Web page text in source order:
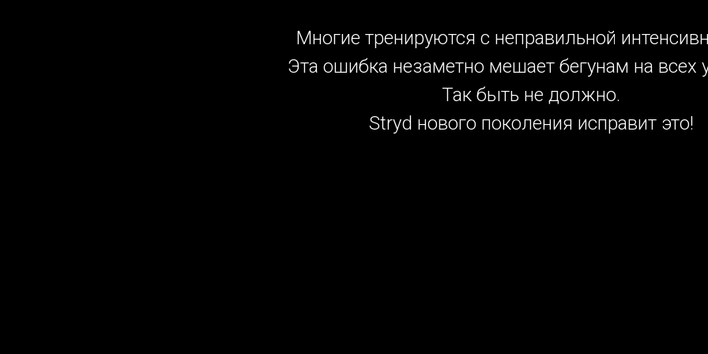
Многие тренируются с неправильной
Эта ошибка незаметно мешает бегунам на всех
Так быть не должно.
Stryd нового поколения исправит это!